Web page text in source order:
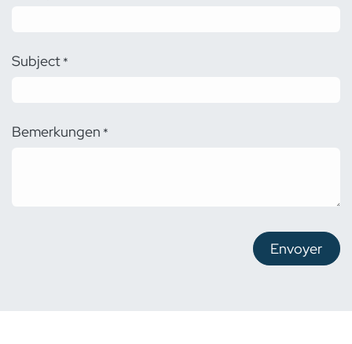
Subject*
Bemerkungen *
Envoyer